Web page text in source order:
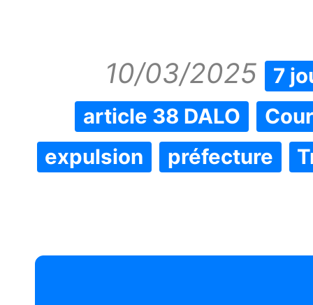
10/03/2025
7
article 38 DALO
expulsion
préfecture